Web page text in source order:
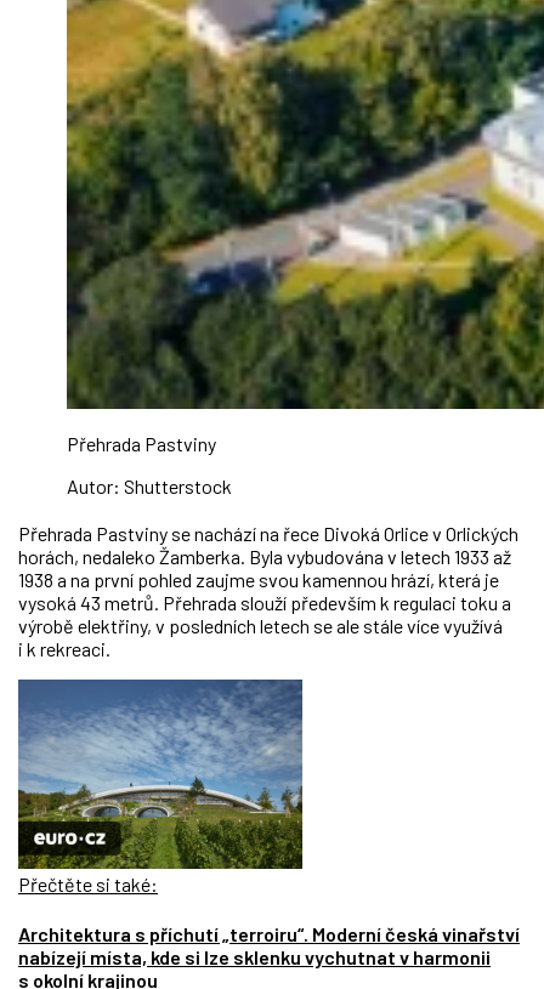
Přehrada Pastviny
Autor: Shutterstock
Přehrada Pastviny se nachází na řece Divoká Orlice v Orlických
horách, nedaleko Žamberka. Byla vybudována v letech 1933 až
1938 a na první pohled zaujme svou kamennou hrází, která je
vysoká 43 metrů. Přehrada slouží především k regulaci toku a
výrobě elektřiny, v posledních letech se ale stále více využívá
i k rekreaci.
Přečtěte si také:
Architektura s příchutí „terroiru“. Moderní česká vinařství
nabízejí místa, kde si lze sklenku vychutnat v harmonii
s okolní krajinou